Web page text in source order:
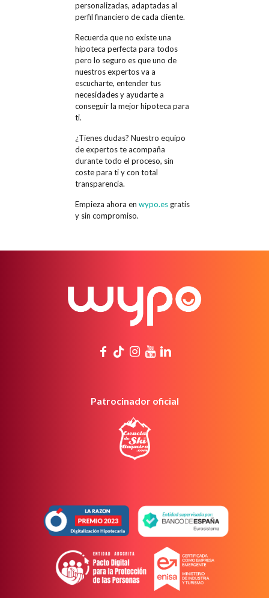
personalizadas, adaptadas al
perfil financiero de cada cliente.
Recuerda que no existe una
hipoteca perfecta para todos
pero lo seguro es que uno de
nuestros expertos va a
escucharte, entender tus
necesidades y ayudarte a
conseguir la mejor hipoteca para
ti.
¿Tienes dudas? Nuestro equipo
de expertos te acompaña
durante todo el proceso, sin
coste para ti y con total
transparencia.
Empieza ahora en wypo.esgratis
y sin compromiso.
Patrocinador oficial